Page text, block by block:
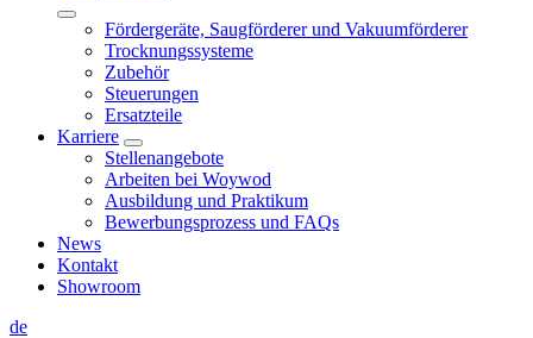
Fördergeräte, Saugförderer und Vakuumförderer
Trocknungssysteme
Zubehör
Steuerungen
Ersatzteile
Karriere
Stellenangebote
Arbeiten bei Woywod
Ausbildung und Praktikum
Bewerbungsprozess und FAQs
News
Kontakt
Showroom
de